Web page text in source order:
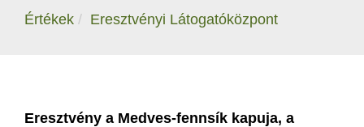
Értékek Eresztvényi Látogatóközpont
Eresztvény a Medves-fennsík kapuja, a